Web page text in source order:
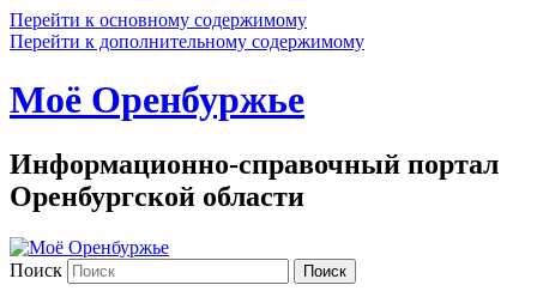
Перейти к основному содержимому
Перейти к дополнительному содержимому
Моё Оренбуржье
Информационно-справочный портал
Оренбургской области
Поиск